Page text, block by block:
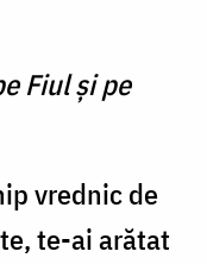
Fiul şi pe
vrednic de
te-ai arătat